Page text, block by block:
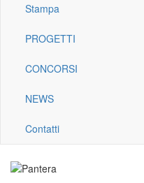
Stampa
PROGETTI
CONCORSI
NEWS
Contatti